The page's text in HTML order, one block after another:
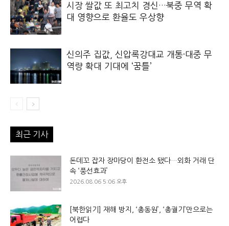
시장 쌀값 또 최고치 경신…북중 무역 확
대 영향으로 환율도 우상향
신의주 집값, 신압록강대교 개통·대중 무
역량 확대 기대에 ‘꿈틀’
최근 기사
돈데꼬 잡자 장마당이 환전소 됐다…외화 거래 단
속 ‘풍선효과’
2026.08.06 5:06 오후
[북한읽기] 재해 방지, ‘총동원’, ‘총궐기’만으로는
어렵다